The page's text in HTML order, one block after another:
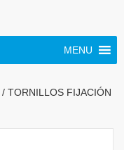
MENU
/ TORNILLOS FIJACIÓN